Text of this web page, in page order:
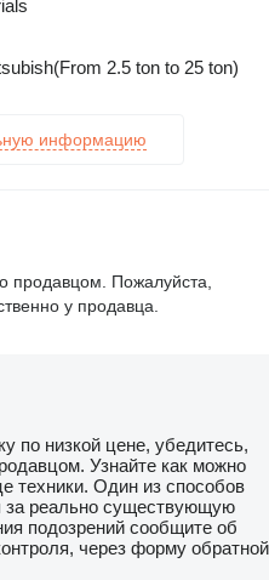
2.5 ton to 25 ton)
информацию
продавцом. Пожалуйста,
у продавца.
по низкой цене, убедитесь,
Узнайте как можно
техники. Один из способов
за реально существующую
подозрений сообщите об
через форму обратной